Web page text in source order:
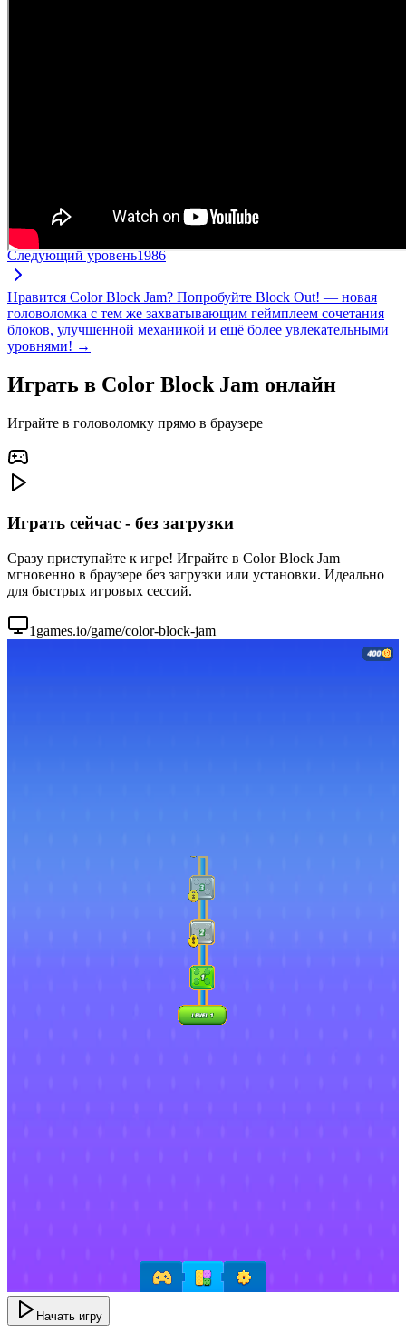
Следующий уровень1986
Нравится Color Block Jam? Попробуйте Block Out! — новая
головоломка с тем же захватывающим геймплеем сочетания
блоков, улучшенной механикой и ещё более увлекательными
уровнями! →
Играть в Color Block Jam онлайн
Играйте в головоломку прямо в браузере
Играть сейчас - без загрузки
Сразу приступайте к игре! Играйте в Color Block Jam
мгновенно в браузере без загрузки или установки. Идеально
для быстрых игровых сессий.
1games.io/game/color-block-jam
Начать игру